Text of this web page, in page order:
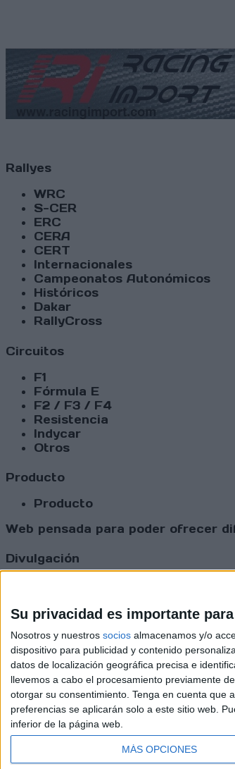
Su privacidad es importante
Nosotros y nuestros socios almacenamos y/o
dispositivo para publicidad y contenido
datos de localización geográfica precisa e
llevemos a cabo el procesamiento previamente
otorgar su consentimiento. Tenga en cuenta que
preferencias se aplicarán solo a este sitio web.
inferior de la página web.
MÁS OPCIONES
Rallyes
WRC
S-CER
ERC
CERA
CERT
Internacionales
Campeonatos Autonómicos
Históricos
Dakar
RallyCross
Circuitos
F1
Fórmula E
F2 / F3 / F4
Resistencia
Indycar
Otros
Producto
Producto
Web pensada para poder ofrecer
Divulgación
Comunicados
Vídeos (on boards)
Redes Sociales